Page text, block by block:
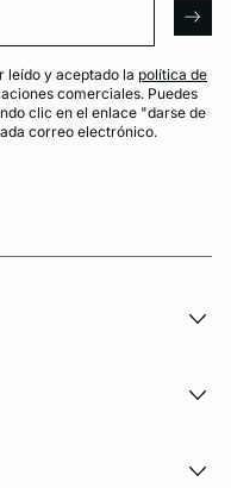
leído y aceptado la política de
comerciales. Puedes
clic en el enlace "darse de
correo electrónico.